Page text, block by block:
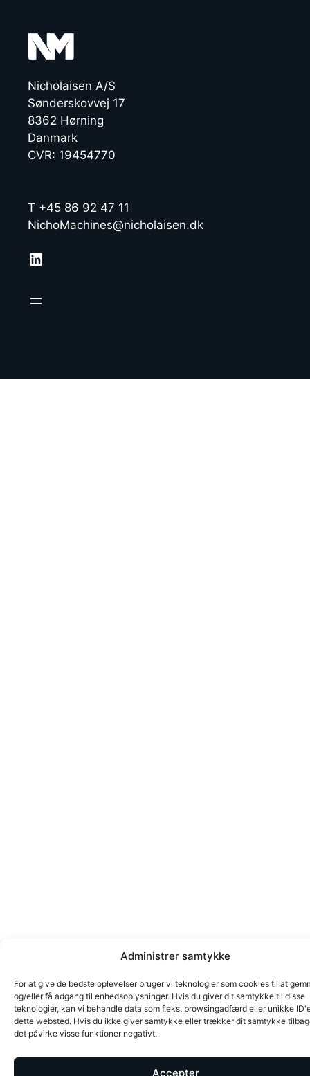
Administrer samtykke
For at give de bedste oplevelser bruger vi teknologier som cookies til at
og/eller få adgang til enhedsoplysninger. Hvis du giver dit samtykke til disse
teknologier, kan vi behandle data som f.eks. browsingadfærd eller unikke
dette websted. Hvis du ikke giver samtykke eller trækker dit samtykke
det påvirke visse funktioner negativt.
Accepter
Nicholaisen A/S
Sønderskovvej 17
8362 Hørning
Danmark
CVR: 19454770
T +45 86 92 47 11
NichoMachines@nicholaisen.dk
LinkedIn